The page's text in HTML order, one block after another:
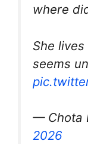
where
She
seems
— Chota
2026